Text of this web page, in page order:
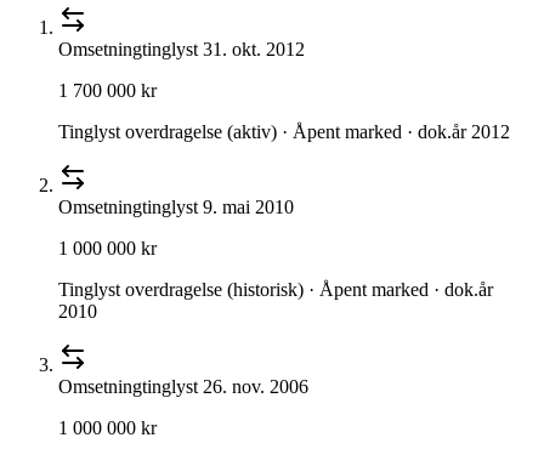
Omsetningtinglyst 31. okt. 2012
1 700 000 kr
Tinglyst overdragelse (aktiv) · Åpent marked · dok.år 2012
Omsetningtinglyst 9. mai 2010
1 000 000 kr
Tinglyst overdragelse (historisk) · Åpent marked · dok.år
2010
Omsetningtinglyst 26. nov. 2006
1 000 000 kr